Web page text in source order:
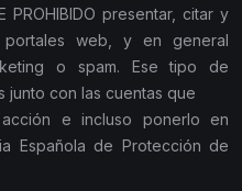
presentar, citar y
portales web, y en general
o spam. Ese tipo de
junto con las cuentas que
e incluso ponerlo en
Española de Protección de